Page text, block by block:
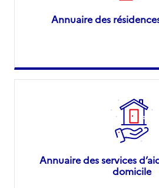
Annuaire des
Annuaire des services
domicile